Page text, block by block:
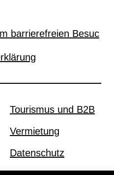
barrierefreien Besuc
Tourismus und B2B
Vermietung
Datenschutz